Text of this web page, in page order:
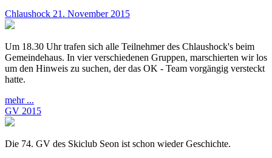
Chlaushock 21. November 2015
Um 18.30 Uhr trafen sich alle Teilnehmer des Chlaushock's beim
Gemeindehaus. In vier verschiedenen Gruppen, marschierten wir los
um den Hinweis zu suchen, der das OK - Team vorgängig versteckt
hatte.
mehr ...
GV 2015
Die 74. GV des Skiclub Seon ist schon wieder Geschichte.